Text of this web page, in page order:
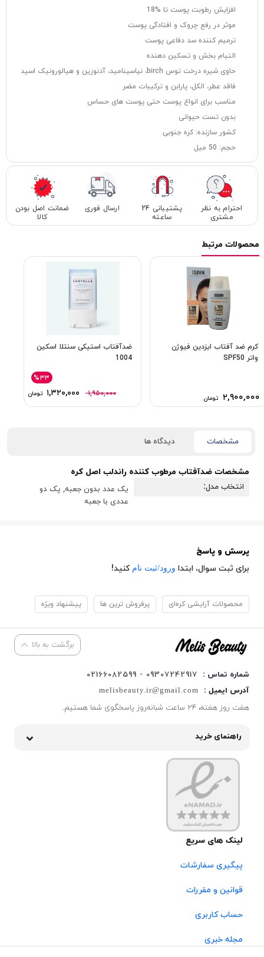
افزایش رطوبت پوست تا %18
موثر در رفع چروک‌ و افتادگی پوست
ترميم کننده سد دفاعی پوست
التیام بخش و تسکین دهنده
حاوی شیره درخت توس birch، نیاسینامید، آدنوزین و هیالورونیک اسید
فاقد عطر، الکل، پارابن و ترکیبات مضر
مناسب برای انواع پوست حتی پوست های حساس
بدون تست حیوانی
کشور سازنده: کره جنوبی
حجم: 50 میل
احترام به نظر
مشتری
پشتیبانی 24
ساعته
ارسال فوری
ضمانت اصل بودن
کالا
محصولات مرتبط
کرم ضد آفتاب ایزدین فیوژن
واتر SPF50
۲,۹۰۰,۰۰۰ تومان
ضدآفتاب استیکی سنتلا اسکین
1004
۱,۹۵۰,۰۰۰ ۱,۳۲۰,۰۰۰ تومان
%۳۳
مشخصات دیدگاه ها
مشخصات ضدآفتاب مرطوب کننده راندلب اصل کره
انتخاب مدل
یک عدد بدون جعبه, پک دو
عددی با جعبه
پرسش و پاسخ
برای ثبت سوال، ابتدا ورود/ثبت نام کنید!
محصولات آرایشی کره‌ای پرفروش ترین ها پیشنهاد ویژه
برگشت به بالا
شماره تماس :
09307242917 - 02166082599
آدرس ایمیل :
melisbeauty.ir@gmail.com
هفت روز هفته، ۲۴ ساعت شبانه‌روز پاسخگوی شما هستیم.
راهنمای خرید
لینک های سریع
پیگیری سفارشات
قوانین و مقررات
حساب کاربری
مجله خبری